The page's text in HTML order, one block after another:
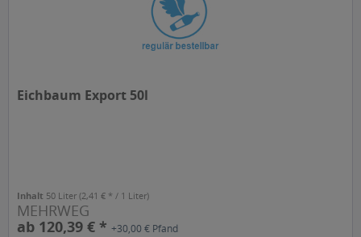
Eichbaum Export 50l
Inhalt 50 Liter(2,41 € * / 1 Liter)
MEHRWEG
ab 120,39 € *+30,00 € Pfand